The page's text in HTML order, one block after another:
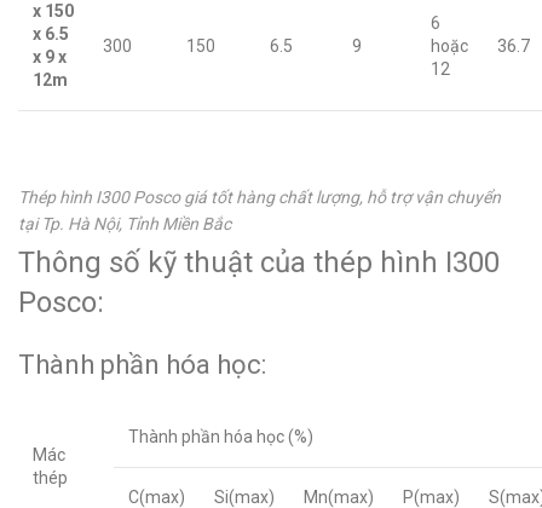
x 150
x 6.5
x 9 x
12m
300 150 6.5 9
6
hoặc
12
36.7
Thép hình I300 Posco giá tốt hàng chất lượng, hỗ trợ vận chuyển
tại Tp. Hà Nội, Tỉnh Miền Bắc
Thông số kỹ thuật của thép hình I300
Posco:
Thành phần hóa học:
Mác
thép
Thành phần hóa học (%)
C(max) Si(max) Mn(max) P(max)